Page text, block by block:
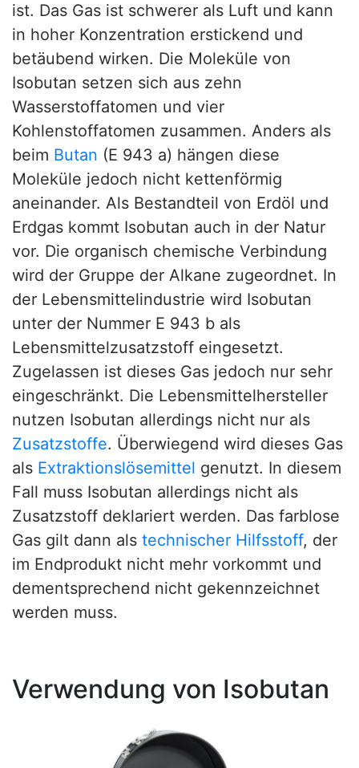
ist. Das Gas ist schwerer als Luft und kann
in hoher Konzentration erstickend und
betäubend wirken. Die Moleküle von
Isobutan setzen sich aus zehn
Wasserstoffatomen und vier
Kohlenstoffatomen zusammen. Anders als
beim Butan (E 943 a) hängen diese
Moleküle jedoch nicht kettenförmig
aneinander. Als Bestandteil von Erdöl und
Erdgas kommt Isobutan auch in der Natur
vor. Die organisch chemische Verbindung
wird der Gruppe der Alkane zugeordnet. In
der Lebensmittelindustrie wird Isobutan
unter der Nummer E 943 b als
Lebensmittelzusatzstoff eingesetzt.
Zugelassen ist dieses Gas jedoch nur sehr
eingeschränkt. Die Lebensmittelhersteller
nutzen Isobutan allerdings nicht nur als
Zusatzstoffe. Überwiegend wird dieses Gas
als Extraktionslösemittel genutzt. In diesem
Fall muss Isobutan allerdings nicht als
Zusatzstoff deklariert werden. Das farblose
Gas gilt dann als technischer Hilfsstoff, der
im Endprodukt nicht mehr vorkommt und
dementsprechend nicht gekennzeichnet
werden muss.
Verwendung von Isobutan